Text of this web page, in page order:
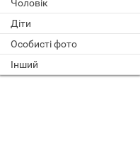
Чоловік
Діти
Особисті фото
Інший